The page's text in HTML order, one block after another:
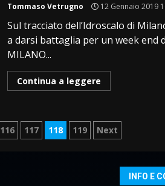
Tommaso Vetrugno 12 Gennaio 2019
Sul tracciato dell’Idroscalo di
a darsi battaglia per un week end
MILANO...
Continua a leggere
116 117 118 119 Next
INFO E